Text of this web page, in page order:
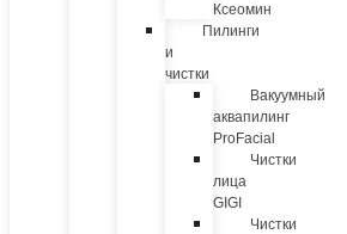
Ксеомин
Пилинги
и
чистки
Вакуумный
аквапилинг
ProFacial
Чистки
лица
GIGI
Чистки